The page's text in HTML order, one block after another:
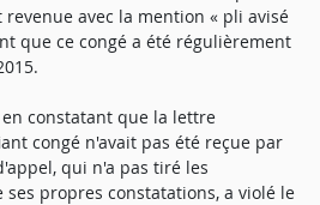
revenue avec la mention « pli avisé
que ce congé a été régulièrement
constatant que la lettre
congé n'avait pas été reçue par
qui n'a pas tiré les
ses propres constatations, a violé le